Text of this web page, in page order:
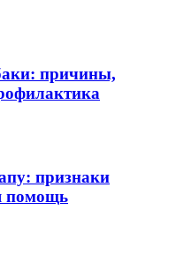
причины,
признаки
помощь